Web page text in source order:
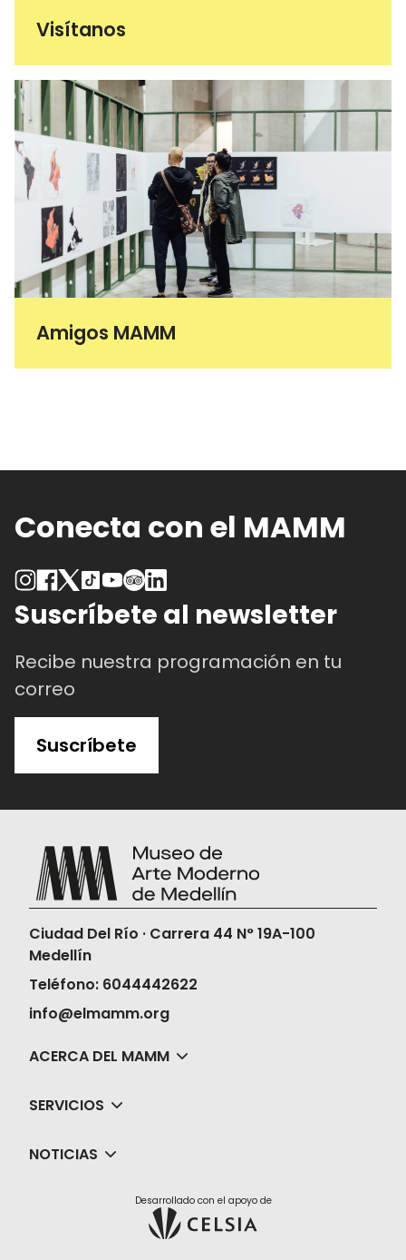
Visítanos
Amigos MAMM
Conecta con el MAMM
Suscríbete al newsletter
Recibe nuestra programación en tu
correo
Suscríbete
Ciudad Del Río · Carrera 44 N° 19A-100
Medellín
Teléfono: 6044442622
info@elmamm.org
ACERCA DEL MAMM
SERVICIOS
NOTICIAS
Desarrollado con el apoyo de